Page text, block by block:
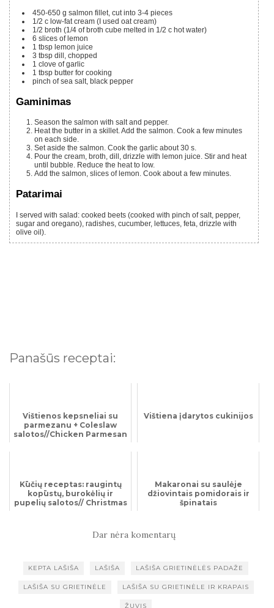
450-650 g salmon fillet, cut into 3-4 pieces
1/2 c low-fat cream (I used oat cream)
1/2 broth (1/4 of broth cube melted in 1/2 c hot water)
6 slices of lemon
1 tbsp lemon juice
3 tbsp dill, chopped
1 clove of garlic
1 tbsp butter for cooking
pinch of sea salt, black pepper
Gaminimas
Season the salmon with salt and pepper.
Heat the butter in a skillet. Add the salmon. Cook a few minutes
on each side.
Set aside the salmon. Cook the garlic about 30 s.
Pour the cream, broth, dill, drizzle with lemon juice. Stir and heat
until bubble. Reduce the heat to low.
Add the salmon, slices of lemon. Cook about a few minutes.
Patarimai
sugar and oregano), radishes, cucumber, lettuces, feta, drizzle with
olive oil).
Panašūs receptai:
Vištienos kepsneliai su
parmezanu + Coleslaw
salotos//Chicken Parmesan
Vištiena įdarytos cukinijos
Kūčių receptas: raugintų
kopūstų, burokėlių ir
pupelių salotos// Christmas
Makaronai su saulėje
džiovintais pomidorais ir
špinatais
Dar nėra komentarų
KEPTA LAŠIŠA LAŠIŠA LAŠIŠA GRIETINĖLĖS PADAŽE
LAŠIŠA SU GRIETINĖLE LAŠIŠA SU GRIETINĖLE IR KRAPAIS
ŽUVIS